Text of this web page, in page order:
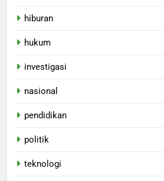
hiburan
hukum
investigasi
nasional
pendidikan
politik
teknologi